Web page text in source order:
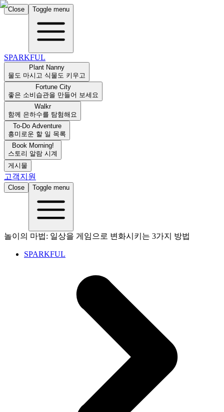
Close Toggle menu
SPARKFUL
Plant Nanny
물도 마시고 식물도 키우고
Fortune City
좋은 소비습관을 만들어 보세요
Walkr
함께 은하수를 탐험해요
To-Do Adventure
흥미로운 할 일 목록
Book Morning!
스토리 알람 시계
게시물
고객지원
Close Toggle menu
놀이의 마법: 일상을 게임으로 변화시키는 3가지 방법
SPARKFUL